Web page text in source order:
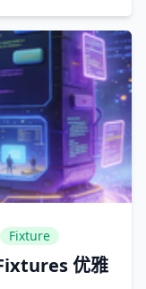
Fixture
优雅